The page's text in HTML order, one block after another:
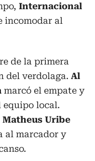
Internacional
incomodar al
de la primera
del verdolaga. Al
marcó el empate y
equipo local.
Matheus Uribe
al marcador y